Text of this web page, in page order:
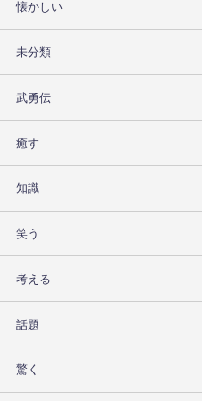
懐かしい
未分類
武勇伝
癒す
知識
笑う
考える
話題
驚く